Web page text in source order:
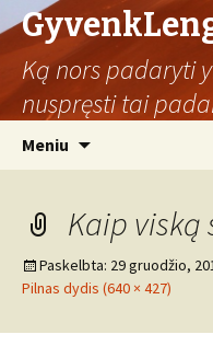
Ką nors padaryti
nuspręsti tai
Meniu
Kaip viską
Paskelbta: 29 gruodžio,
Pilnas dydis (640 × 427)